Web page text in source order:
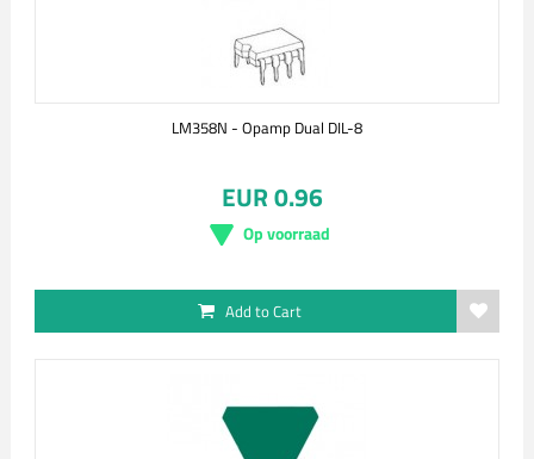
LM358N - Opamp Dual DIL-8
EUR 0.96
Op voorraad
Add to Cart